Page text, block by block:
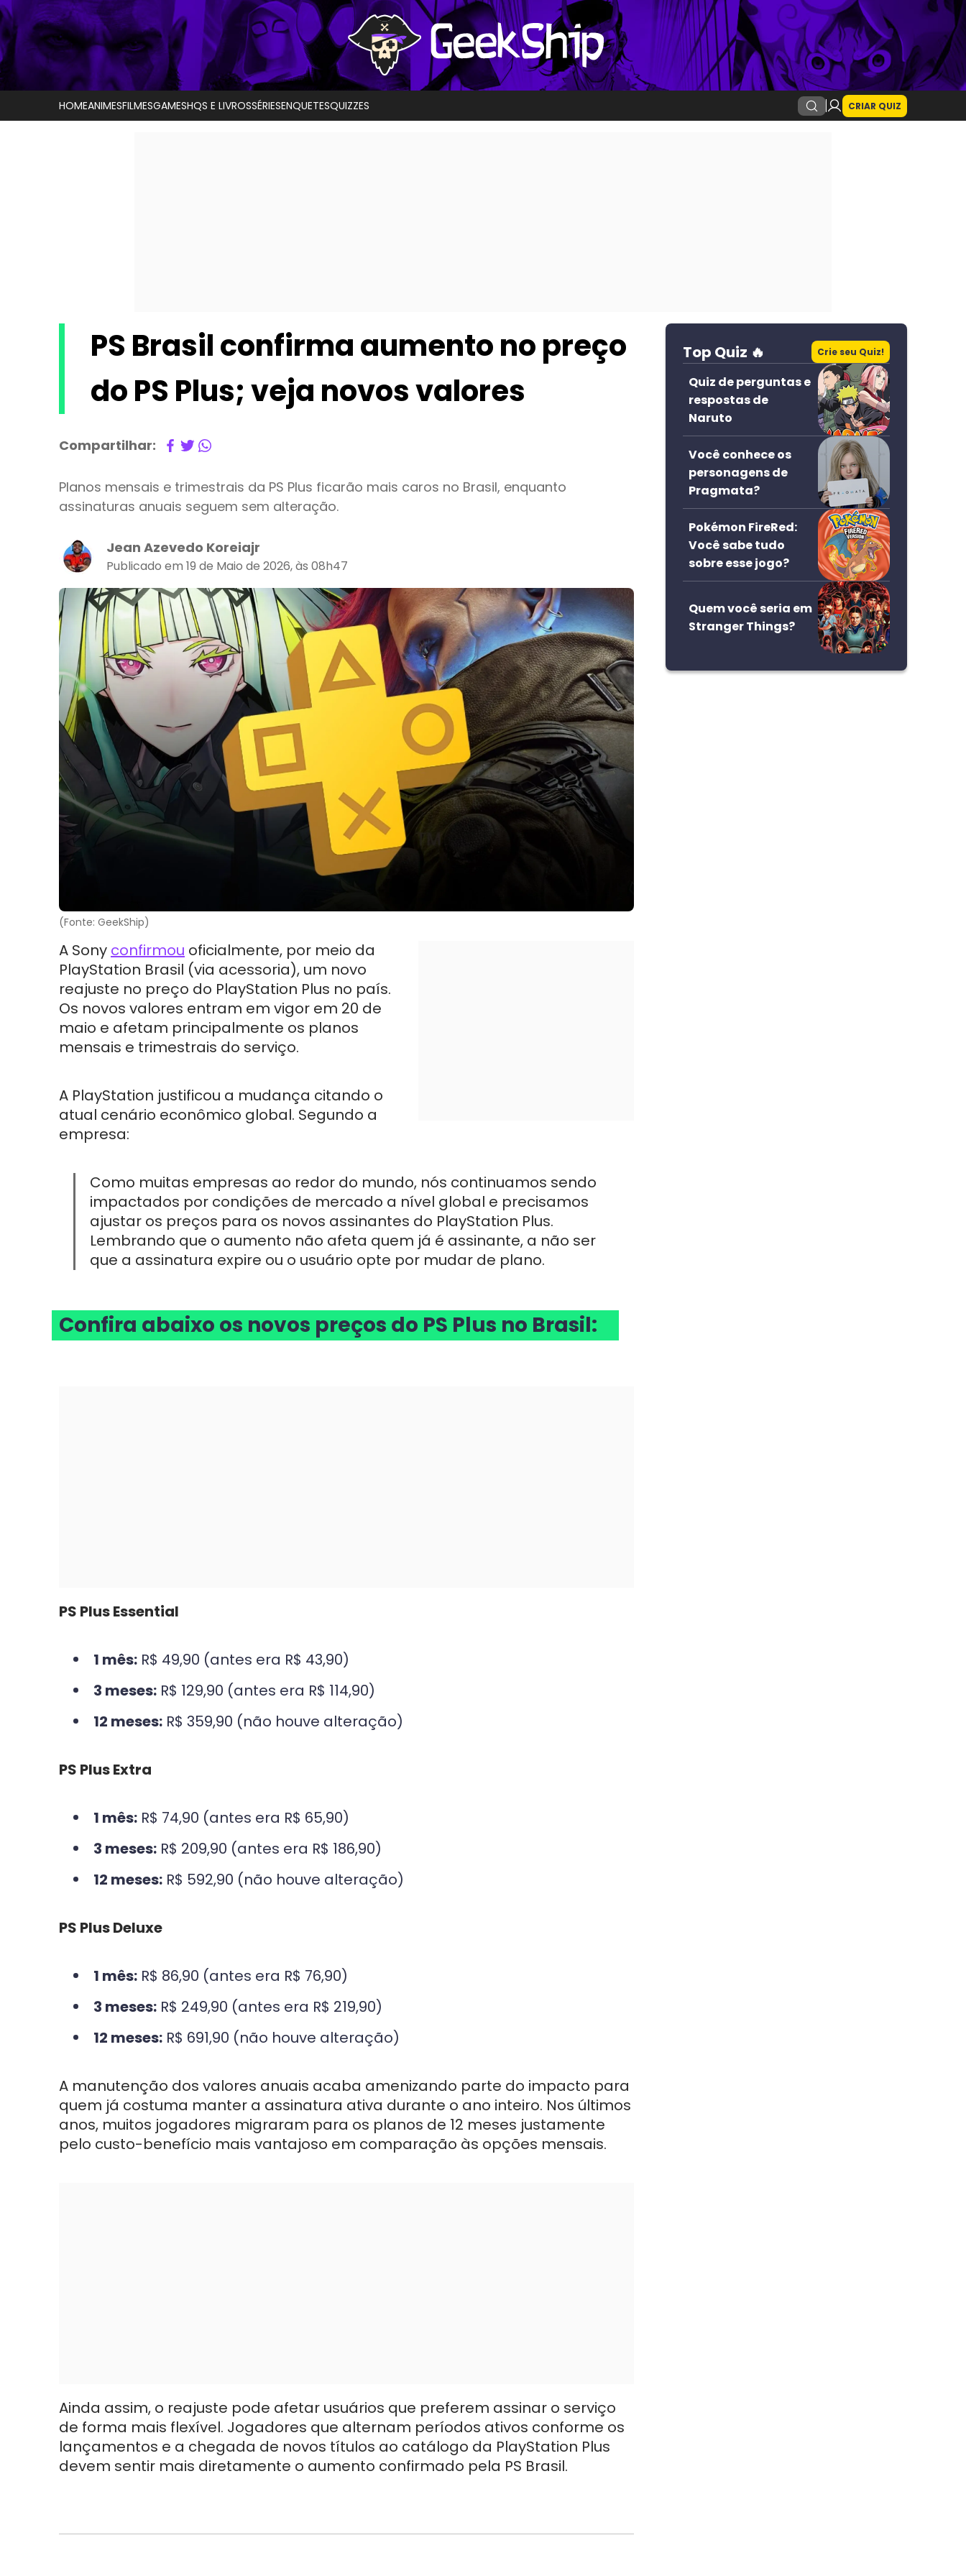
HOMEANIMESFILMESGAMESHQS E LIVROSSÉRIESENQUETESQUIZZES CRIAR QUIZ
PS Brasil confirma aumento no preço
do PS Plus; veja novos valores
Compartilhar:
Planos mensais e trimestrais da PS Plus ficarão mais caros no Brasil, enquanto
assinaturas anuais seguem sem alteração.
Jean Azevedo Koreiajr
Publicado em 19 de Maio de 2026, às 08h47
(Fonte: GeekShip)
A Sony confirmou oficialmente, por meio da
PlayStation Brasil (via acessoria), um novo
reajuste no preço do PlayStation Plus no país.
Os novos valores entram em vigor em 20 de
maio e afetam principalmente os planos
mensais e trimestrais do serviço.
A PlayStation justificou a mudança citando o
atual cenário econômico global. Segundo a
empresa:
Como muitas empresas ao redor do mundo, nós continuamos sendo
impactados por condições de mercado a nível global e precisamos
ajustar os preços para os novos assinantes do PlayStation Plus.
Lembrando que o aumento não afeta quem já é assinante, a não ser
que a assinatura expire ou o usuário opte por mudar de plano.
Confira abaixo os novos preços do PS Plus no Brasil:
PS Plus Essential
1 mês: R$ 49,90 (antes era R$ 43,90)
3 meses: R$ 129,90 (antes era R$ 114,90)
12 meses: R$ 359,90 (não houve alteração)
PS Plus Extra
1 mês: R$ 74,90 (antes era R$ 65,90)
3 meses: R$ 209,90 (antes era R$ 186,90)
12 meses: R$ 592,90 (não houve alteração)
PS Plus Deluxe
1 mês: R$ 86,90 (antes era R$ 76,90)
3 meses: R$ 249,90 (antes era R$ 219,90)
12 meses: R$ 691,90 (não houve alteração)
A manutenção dos valores anuais acaba amenizando parte do impacto para
quem já costuma manter a assinatura ativa durante o ano inteiro. Nos últimos
anos, muitos jogadores migraram para os planos de 12 meses justamente
pelo custo-benefício mais vantajoso em comparação às opções mensais.
Ainda assim, o reajuste pode afetar usuários que preferem assinar o serviço
de forma mais flexível. Jogadores que alternam períodos ativos conforme os
lançamentos e a chegada de novos títulos ao catálogo da PlayStation Plus
devem sentir mais diretamente o aumento confirmado pela PS Brasil.
Top Quiz 🔥 Crie seu Quiz!
Quiz de perguntas e
respostas de
Naruto
Você conhece os
personagens de
Pragmata?
Pokémon FireRed:
Você sabe tudo
sobre esse jogo?
Quem você seria em
Stranger Things?